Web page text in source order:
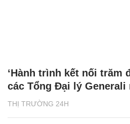
THỊ TRƯỜNG 24H
‘Hành trình kết nối trăm
các Tổng Đại lý Generali